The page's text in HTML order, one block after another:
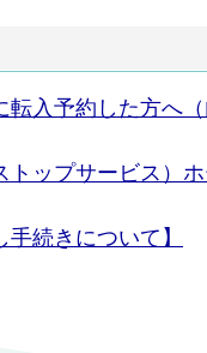
入予約した方へ（
トップサービス）
続きについて】